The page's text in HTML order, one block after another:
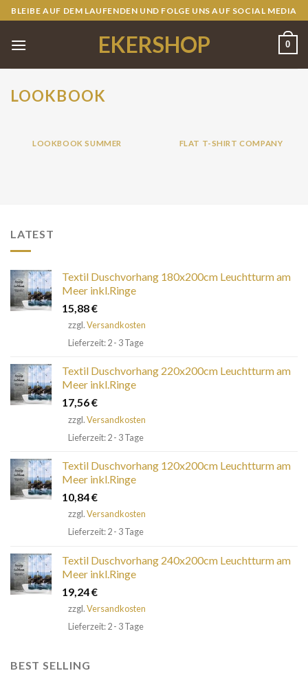
Skip
to
content
BLEIBE AUF DEM LAUFENDEN UND FOLGE UNS AUF SOCIAL MEDIA
EKERSHOP 0
LOOKBOOK
LOOKBOOK SUMMER FLAT T-SHIRT COMPANY
LATEST
Textil Duschvorhang 180x200cm Leuchtturm am
Meer inkl.Ringe
15,88€
zzgl.Versandkosten
Lieferzeit: 2 - 3 Tage
Textil Duschvorhang 220x200cm Leuchtturm am
Meer inkl.Ringe
17,56€
zzgl.Versandkosten
Lieferzeit: 2 - 3 Tage
Textil Duschvorhang 120x200cm Leuchtturm am
Meer inkl.Ringe
10,84€
zzgl.Versandkosten
Lieferzeit: 2 - 3 Tage
Textil Duschvorhang 240x200cm Leuchtturm am
Meer inkl.Ringe
19,24€
zzgl.Versandkosten
Lieferzeit: 2 - 3 Tage
BEST SELLING